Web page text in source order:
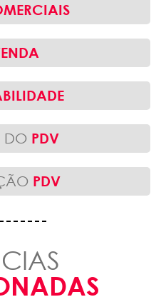
DO PDV
PDV